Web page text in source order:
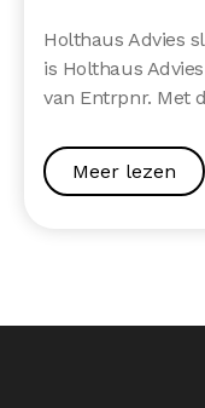
Holthaus Advies
is Holthaus
van Entrpnr. Met
Meer lezen